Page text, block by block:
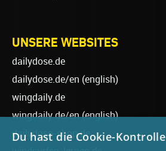
UNSERE WEBSITES
dailydose.de
dailydose.de/en (english)
wingdaily.de
wingdaily.de/en(english)
dailydose-shop.de
Du hast die Cookie-Kontrolle